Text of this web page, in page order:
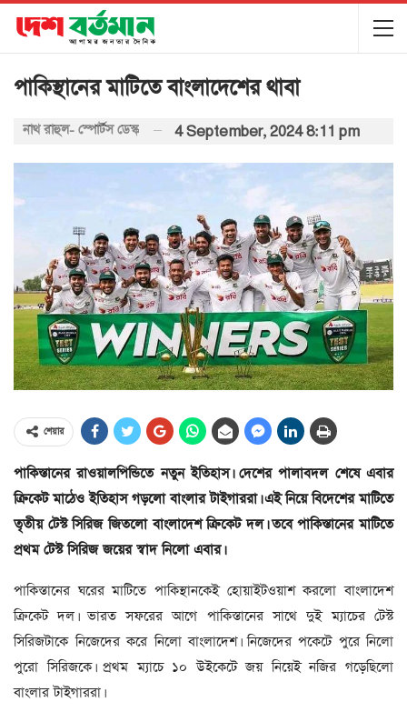
পাকিস্থানের মাটিতে বাংলাদেশের থাবা
নাথ রাহুল- স্পোর্টস ডেস্ক 4 September, 2024 8:11 pm
শেয়ার
পাকিস্তানের রাওয়ালপিন্ডিতে নতুন ইতিহাস। দেশের পালাবদল শেষে এবার
ক্রিকেট মাঠেও ইতিহাস গড়লো বাংলার টাইগাররা। এই নিয়ে বিদেশের মাটিতে
তৃতীয় টেস্ট সিরিজ জিতলো বাংলাদেশ ক্রিকেট দল। তবে পাকিস্তানের মাটিতে
প্রথম টেস্ট সিরিজ জয়ের স্বাদ নিলো এবার।
পাকিস্তানের ঘরের মাটিতে পাকিস্থানকেই হোয়াইটওয়াশ করলো বাংলাদেশ
ক্রিকেট দল। ভারত সফরের আগে পাকিস্তানের সাথে দুই ম্যাচের টেস্ট
সিরিজটাকে নিজেদের করে নিলো বাংলাদেশ। নিজেদের পকেটে পুরে নিলো
পুরো সিরিজকে। প্রথম ম্যাচে ১০ উইকেটে জয় নিয়েই নজির গড়েছিলো
বাংলার টাইগাররা।